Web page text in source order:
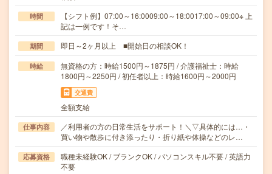
時間
【シフト例】07:00～16:0009:00～18:0017:00～09:00※ 上
記は一例です！そ…
期間 即日～2ヶ月以上 ■開始日の相談OK！
時給
無資格の方：時給1500円～1875円 / 介護福祉士：時給
1800円～2250円 / 初任者以上：時給1600円～2000円
交通費
全額支給
仕事内容
／利用者の方の日常生活をサポート！＼▽具体的には…・
買い物や散歩に付き添ったり・折り紙や体操などのレ…
応募資格
職種未経験OK / ブランクOK / パソコンスキル不要 / 英語力
不要